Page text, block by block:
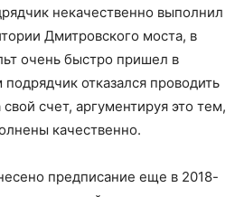
некачественно выполнил
Дмитровского моста, в
очень быстро пришел в
отказался проводить
счет, аргументируя это тем,
качественно.
предписание еще в 2018-